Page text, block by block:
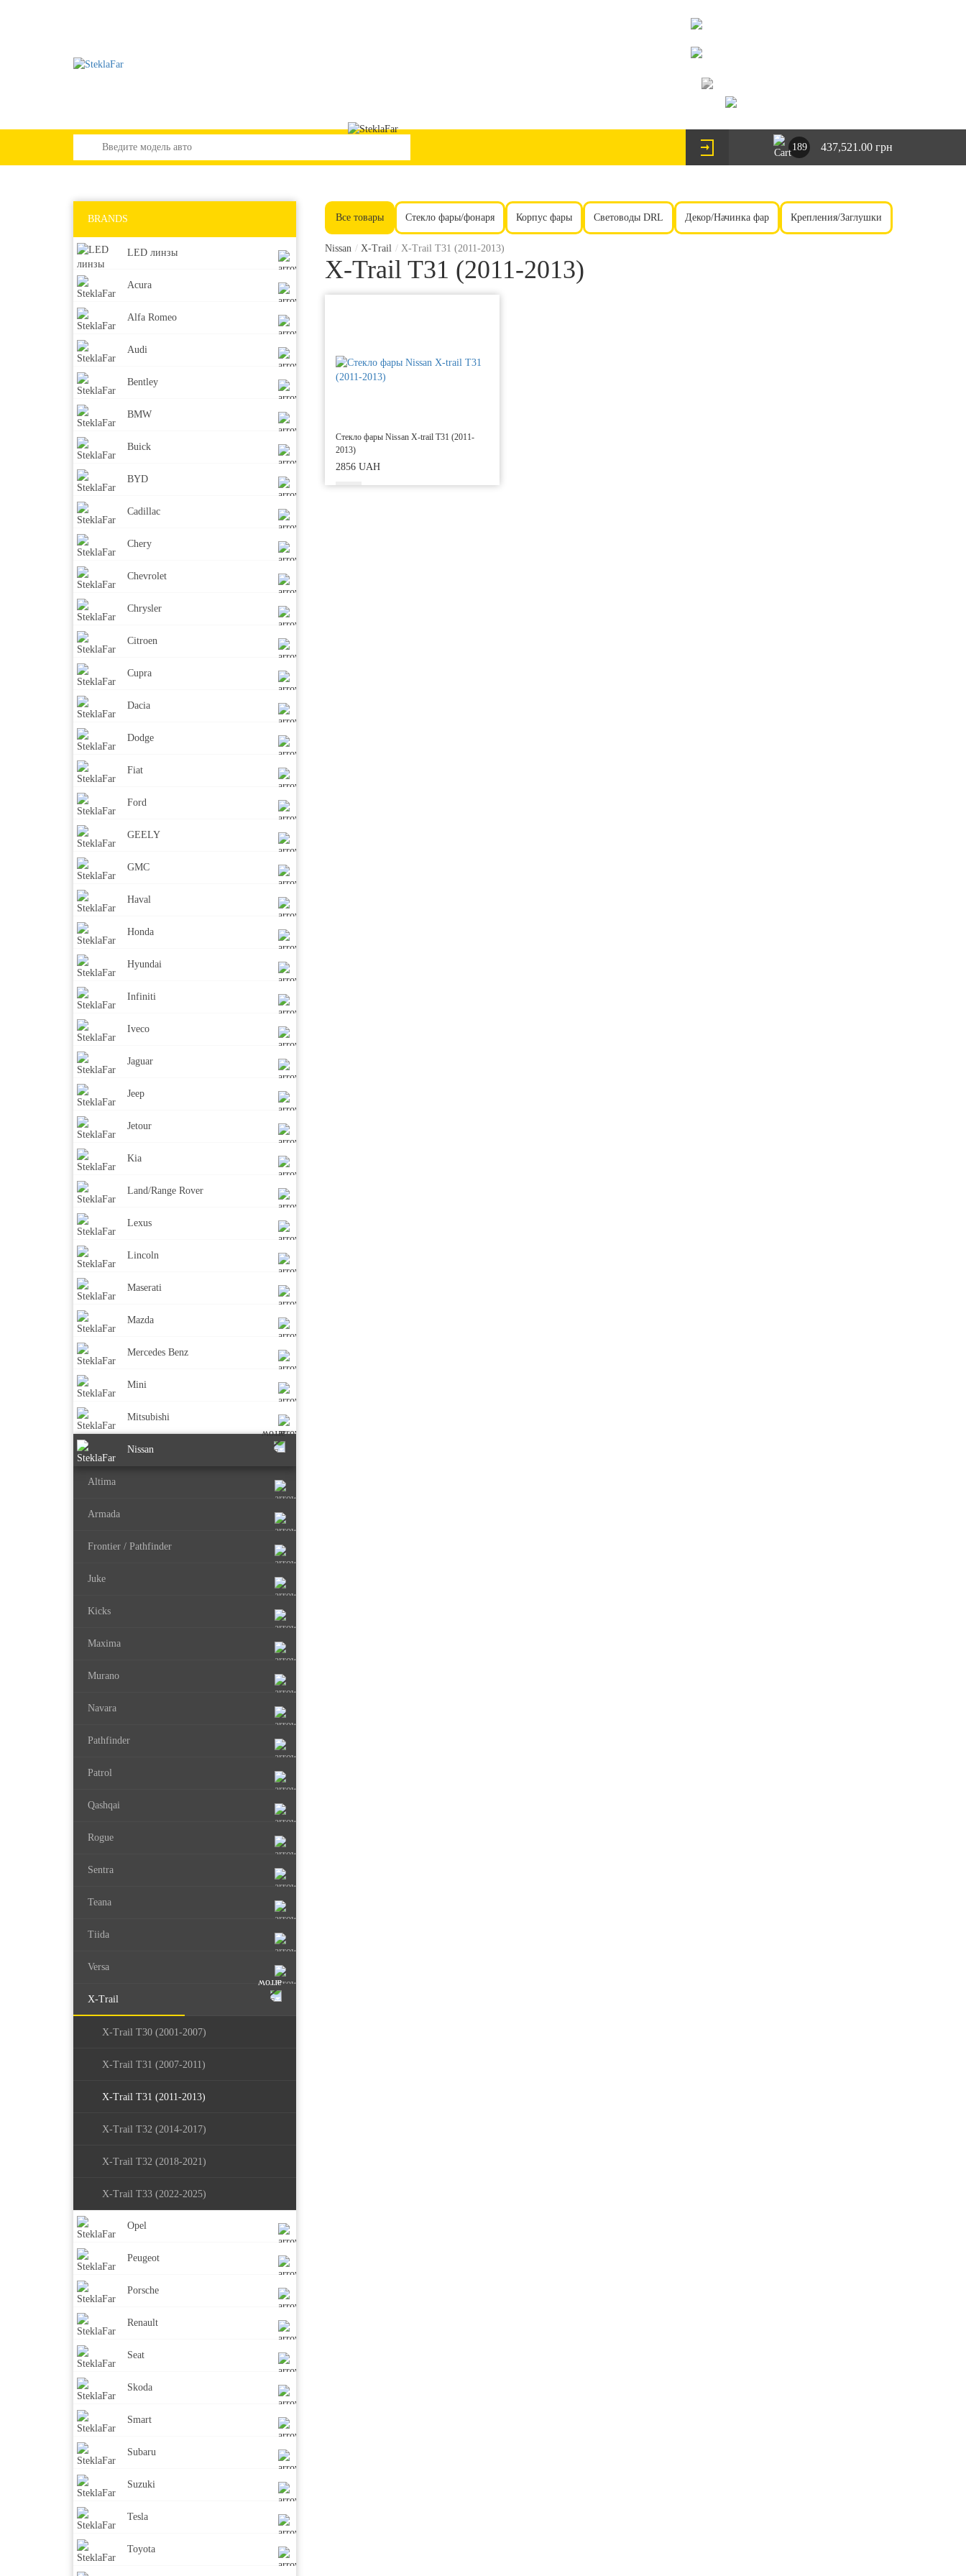
189 437,521.00 грн
BRANDS
LED линзы
Acura
Alfa Romeo
Audi
Bentley
BMW
Buick
BYD
Cadillac
Chery
Chevrolet
Chrysler
Citroen
Cupra
Dacia
Dodge
Fiat
Ford
GEELY
GMC
Haval
Honda
Hyundai
Infiniti
Iveco
Jaguar
Jeep
Jetour
Kia
Land/Range Rover
Lexus
Lincoln
Maserati
Mazda
Mercedes Benz
Mini
Mitsubishi
Nissan
Altima
Armada
Frontier / Pathfinder
Juke
Kicks
Maxima
Murano
Navara
Pathfinder
Patrol
Qashqai
Rogue
Sentra
Teana
Tiida
Versa
X-Trail
X-Trail T30 (2001-2007)
X-Trail T31 (2007-2011)
X-Trail T31 (2011-2013)
X-Trail T32 (2014-2017)
X-Trail T32 (2018-2021)
X-Trail T33 (2022-2025)
Opel
Peugeot
Porsche
Renault
Seat
Skoda
Smart
Subaru
Suzuki
Tesla
Toyota
Все товары Стекло фары/фонаря Корпус фары Световоды DRL Декор/Начинка фар Крепления/Заглушки
Nissan / X-Trail / X-Trail T31 (2011-2013)
X-Trail T31 (2011-2013)
Стекло фары Nissan X-trail T31 (2011-
2013)
2856 UAH